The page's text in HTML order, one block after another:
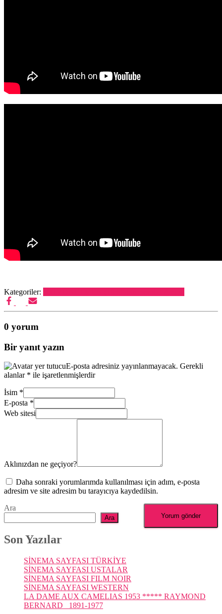
Kategoriler:
0 yorum
Bir yanıt yazın
E-posta adresiniz yayınlanmayacak. Gerekli
alanlar * ile işaretlenmişlerdir
İsim *
E-posta *
Web sitesi
Aklınızdan ne geçiyor?
Daha sonraki yorumlarımda kullanılması için adım, e-posta
adresim ve site adresim bu tarayıcıya kaydedilsin.
Ara
Ara
Son Yazılar
SİNEMA SAYFASI TÜRKİYE
SİNEMA SAYFASI USTALAR
SİNEMA SAYFASI FILM NOIR
SİNEMA SAYFASI WESTERN
LA DAME AUX CAMELIAS 1953 ***** RAYMOND
BERNARD 1891-1977